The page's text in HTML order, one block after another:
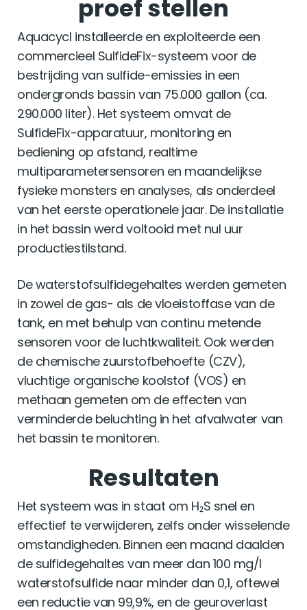
proef stellen
Aquacycl installeerde en exploiteerde een
commercieel SulfideFix-systeem voor de
bestrijding van sulfide-emissies in een
ondergronds bassin van 75.000 gallon (ca.
290.000 liter). Het systeem omvat de
SulfideFix-apparatuur, monitoring en
bediening op afstand, realtime
multiparametersensoren en maandelijkse
fysieke monsters en analyses, als onderdeel
van het eerste operationele jaar. De installatie
in het bassin werd voltooid met nul uur
productiestilstand.
De waterstofsulfidegehaltes werden gemeten
in zowel de gas- als de vloeistoffase van de
tank, en met behulp van continu metende
sensoren voor de luchtkwaliteit. Ook werden
de chemische zuurstofbehoefte (CZV),
vluchtige organische koolstof (VOS) en
methaan gemeten om de effecten van
verminderde beluchting in het afvalwater van
het bassin te monitoren.
Resultaten
Het systeem was in staat om H₂S snel en
effectief te verwijderen, zelfs onder wisselende
omstandigheden. Binnen een maand daalden
de sulfidegehaltes van meer dan 100 mg/l
waterstofsulfide naar minder dan 0,1, oftewel
een reductie van 99,9%, en de geuroverlast